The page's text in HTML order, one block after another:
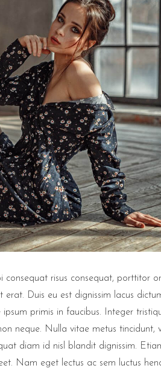
risus consequat, porttitor
Duis eu est dignissim lacus
primis in faucibus. Integer
neque. Nulla vitae metus tincidunt,
diam id nisl blandit dignissim.
Nam eget lectus ac sem luctus